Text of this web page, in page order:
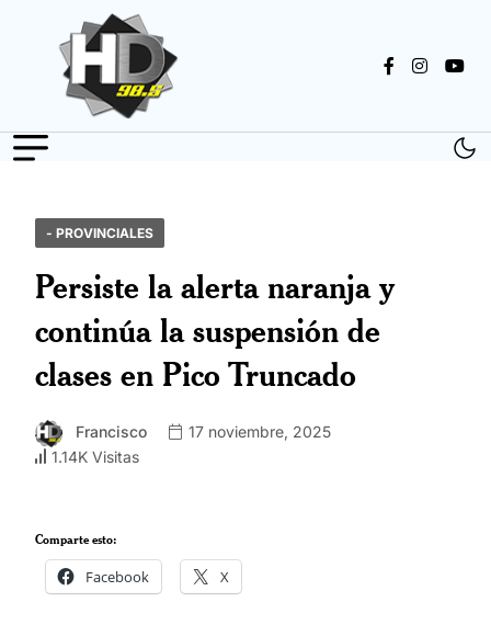
- PROVINCIALES
Persiste la alerta naranja y
continúa la suspensión de
clases en Pico Truncado
Francisco
17 noviembre, 2025
1.14K Visitas
Comparte esto:
Facebook X